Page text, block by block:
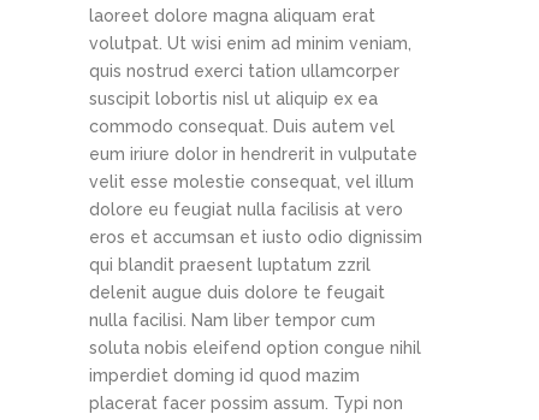
laoreet dolore magna aliquam erat
volutpat. Ut wisi enim ad minim veniam,
quis nostrud exerci tation ullamcorper
suscipit lobortis nisl ut aliquip ex ea
commodo consequat. Duis autem vel
eum iriure dolor in hendrerit in vulputate
velit esse molestie consequat, vel illum
dolore eu feugiat nulla facilisis at vero
eros et accumsan et iusto odio dignissim
qui blandit praesent luptatum zzril
delenit augue duis dolore te feugait
nulla facilisi. Nam liber tempor cum
soluta nobis eleifend option congue nihil
imperdiet doming id quod mazim
placerat facer possim assum. Typi non